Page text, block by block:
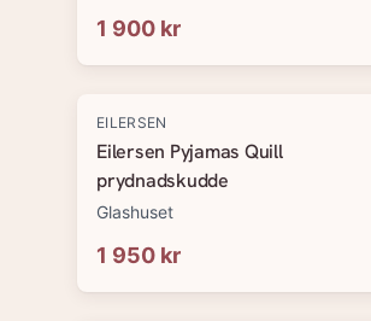
1 900 kr
EILERSEN
Eilersen Pyjamas Quill
prydnadskudde
Glashuset
1 950 kr